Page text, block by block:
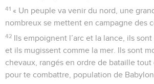
41 « Un peuple va venir du nord, une
nombreux se mettent en campagne des
42 Ils empoignent l’arc et la lance, ils
et ils mugissent comme la mer. Ils sont
chevaux, rangés en ordre de bataille tout
pour te combattre, population de